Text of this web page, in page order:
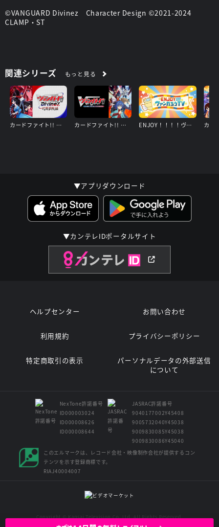
©VANGUARD Divinez Character Design ©2021-2024
CLAMP・ST
関連シリーズ もっと見る
カードファイト!! ヴァンガード Divinez 幻真星戦編 カードファイト!! ヴァンガード 15周年リマスター ENJOY！！！！ヴァンガろうTV
▼アプリダウンロード
▼カンテレIDポータルサイト
ヘルプセンター お問い合わせ
利用規約 プライバシーポリシー
特定商取引の表示
パーソナルデータの外部送信
について
NexTone許諾番号
ID000003024
ID000008626
ID000008644
JASRAC許諾番号
9040177002Y45408
9005732040Y45038
9009830085Y45038
9009830086Y45040
このエルマークは、レコード会社・映像制作会社が提供するコン
テンツを示す登録商標です。
RIAJ40004007
Copyright © Kansai Television Co. Ltd. All Rights Reserved.